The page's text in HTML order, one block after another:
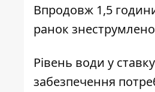
Впродовж 1,5
ранок
Рівень води у
забезпечення